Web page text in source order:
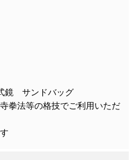
鏡 サンドバッグ
拳法等の格技でご利用いただ